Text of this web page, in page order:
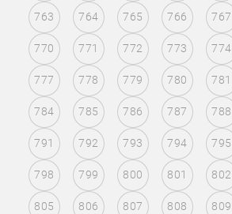
763 764 765 766 767
770 771 772 773 774
777 778 779 780 781
784 785 786 787 788
791 792 793 794 795
798 799 800 801 802
805 806 807 808 809